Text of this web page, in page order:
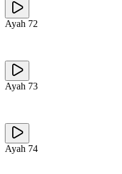
Ayah 72
Ayah 73
Ayah 74